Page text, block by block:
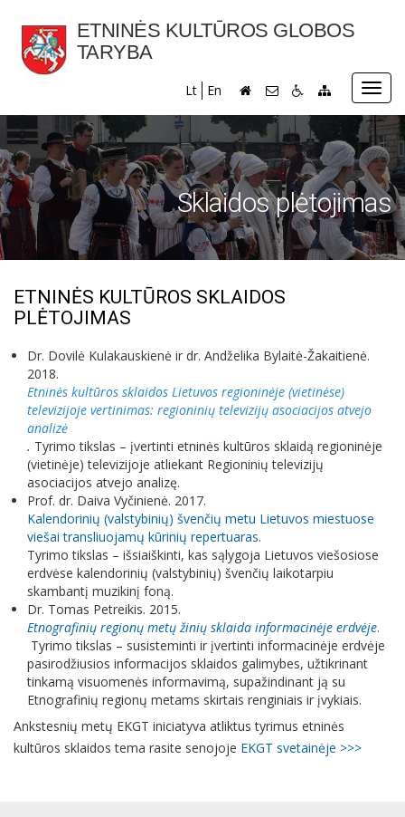
ETNINĖS KULTŪROS GLOBOS
TARYBA
Lt En
Sklaidos plėtojimas
ETNINĖS KULTŪROS SKLAIDOS
PLĖTOJIMAS
Dr. Dovilė Kulakauskienė ir dr. Andželika Bylaitė-Žakaitienė.
2018.
Etninės kultūros sklaidos Lietuvos regioninėje (vietinėse)
televizijoje vertinimas: regioninių televizijų asociacijos atvejo
analizė
. Tyrimo tikslas – įvertinti etninės kultūros sklaidą regioninėje
(vietinėje) televizijoje atliekant Regioninių televizijų
asociacijos atvejo analizę.
Prof. dr. Daiva Vyčinienė. 2017.
Kalendorinių (valstybinių) švenčių metu Lietuvos miestuose
viešai transliuojamų kūrinių repertuaras.
Tyrimo tikslas – išsiaiškinti, kas sąlygoja Lietuvos viešosiose
erdvėse kalendorinių (valstybinių) švenčių laikotarpiu
skambantį muzikinį foną.
Dr. Tomas Petreikis. 2015.
Etnografinių regionų metų žinių sklaida informacinėje erdvėje.
Tyrimo tikslas – susisteminti ir įvertinti informacinėje erdvėje
pasirodžiusios informacijos sklaidos galimybes, užtikrinant
tinkamą visuomenės informavimą, supažindinant ją su
Etnografinių regionų metams skirtais renginiais ir įvykiais.
Ankstesnių metų EKGT iniciatyva atliktus tyrimus etninės
kultūros sklaidos tema rasite senojoje EKGT svetainėje >>>